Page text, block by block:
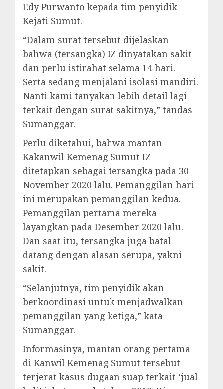
Edy Purwanto kepada tim penyidik
Kejati Sumut.
“Dalam surat tersebut dijelaskan
bahwa (tersangka) IZ dinyatakan sakit
dan perlu istirahat selama 14 hari.
Serta sedang menjalani isolasi mandiri.
Nanti kami tanyakan lebih detail lagi
terkait dengan surat sakitnya,” tandas
Sumanggar.
Perlu diketahui, bahwa mantan
Kakanwil Kemenag Sumut IZ
ditetapkan sebagai tersangka pada 30
November 2020 lalu. Pemanggilan hari
ini merupakan pemanggilan kedua.
Pemanggilan pertama mereka
layangkan pada Desember 2020 lalu.
Dan saat itu, tersangka juga batal
datang dengan alasan serupa, yakni
sakit.
“Selanjutnya, tim penyidik akan
berkoordinasi untuk menjadwalkan
pemanggilan yang ketiga,” kata
Sumanggar.
Informasinya, mantan orang pertama
di Kanwil Kemenag Sumut tersebut
terjerat kasus dugaan suap terkait ‘jual